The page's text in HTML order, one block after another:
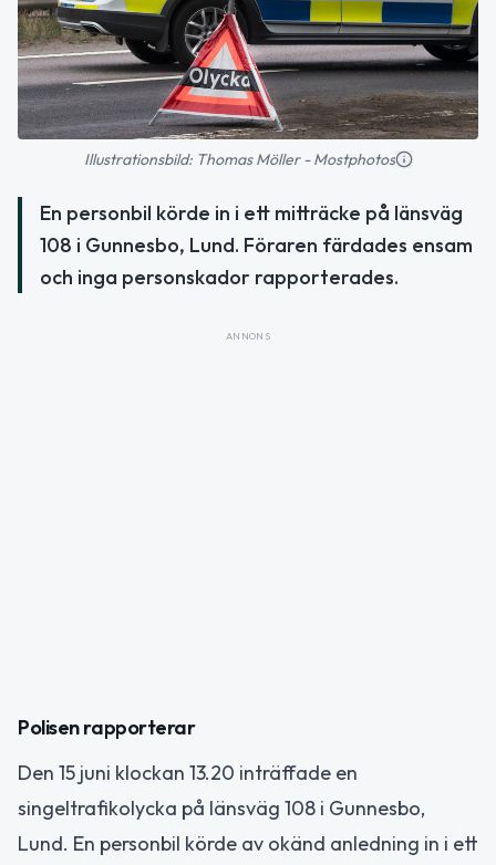
Illustrationsbild: Thomas Möller - Mostphotos
En personbil körde in i ett mitträcke på länsväg
108 i Gunnesbo, Lund. Föraren färdades ensam
och inga personskador rapporterades.
ANNONS
Polisen rapporterar
Den 15 juni klockan 13.20 inträffade en
singeltrafikolycka på länsväg 108 i Gunnesbo,
Lund. En personbil körde av okänd anledning in i ett